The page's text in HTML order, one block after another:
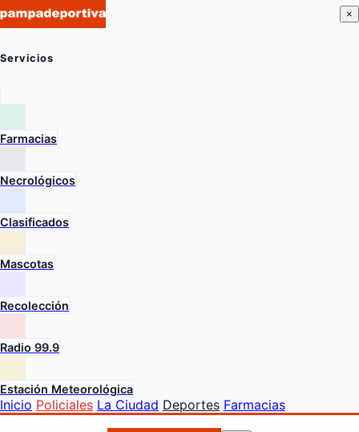
×
Servicios
Farmacias
Necrológicos
Clasificados
Mascotas
Recolección
Radio 99.9
Estación Meteorológica
Inicio Policiales La Ciudad Deportes Farmacias